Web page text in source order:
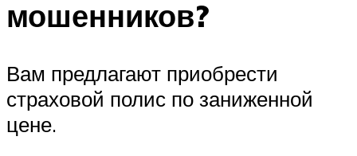
мошенников?
Вам предлагают приобрести
страховой полис по заниженной
цене.